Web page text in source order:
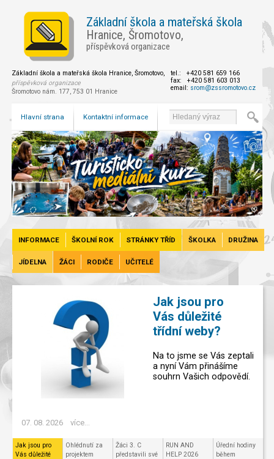
Základní škola a mateřská škola
Hranice, Šromotovo,
příspěvková organizace
Základní škola a mateřská škola Hranice, Šromotovo,
příspěvková organizace
Šromotovo nám. 177, 753 01 Hranice
tel.: +420 581 659 166
fax: +420 581 603 013
email: srom@zssromotovo.cz
Hlavní strana Kontaktní informace
INFORMACE ŠKOLNÍ ROK STRÁNKY TŘÍD ŠKOLKA DRUŽINA
JÍDELNA ŽÁCI RODIČE UČITELÉ
Jak jsou pro
Vás důležité
Ohlédnutí za
projektem
Žáci 3. C
představili své
RUN AND
HELP 2026
Úřední hodiny
během
Jak jsou pro
Vás důležité
třídní weby?
Na to jsme se Vás zeptali
a nyní Vám přinášíme
souhrn Vašich odpovědí.
07. 08. 2026 více...